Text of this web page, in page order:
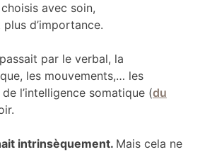
avec soin,
plus d’importance.
par le verbal, la
les mouvements,… les
l’intelligence somatique (du
intrinsèquement. Mais cela ne